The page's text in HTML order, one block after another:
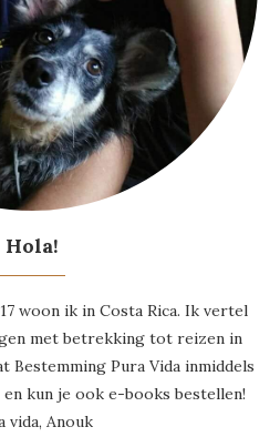
Hola!
woon ik in Costa Rica. Ik vertel
met betrekking tot reizen in
Bestemming Pura Vida inmiddels
kun je ook e-books bestellen!
vida, Anouk